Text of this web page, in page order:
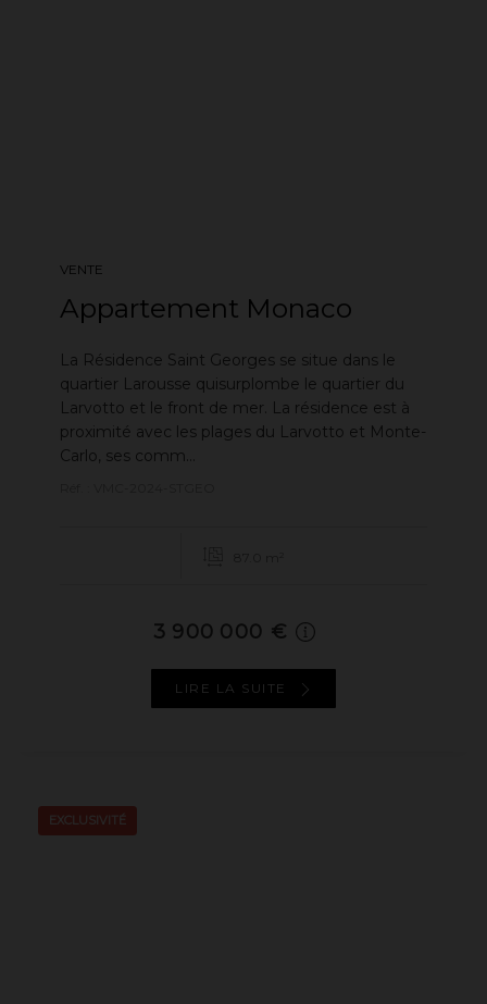
VENTE
Appartement Monaco
La Résidence Saint Georges se situe dans le
quartier Larousse quisurplombe le quartier du
Larvotto et le front de mer. La résidence est à
proximité avec les plages du Larvotto et Monte-
Carlo, ses comm...
3 900 000 €
LIRE LA SUITE
EXCLUSIVITÉ